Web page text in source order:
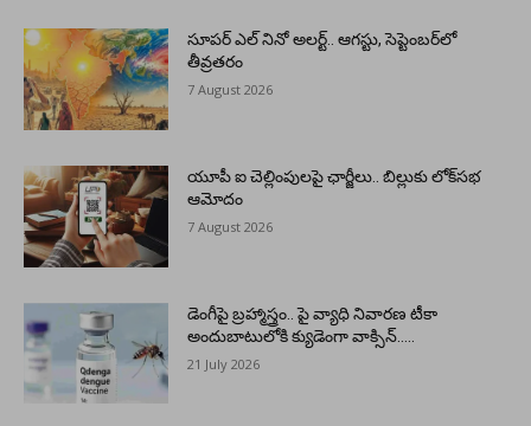
సూపర్ ఎల్ నినో అలర్ట్.. ఆగస్టు, సెప్టెంబర్‌లో
తీవ్రతరం
7 August 2026
యూపీ ఐ చెల్లింపులపై ఛార్జీలు.. బిల్లుకు లోక్‌సభ
ఆమోదం
7 August 2026
డెంగీపై బ్రహ్మాస్త్రం.. పై వ్యాధి నివారణ టీకా
అందుబాటులోకి క్యుడెంగా వాక్సిన్…..
21 July 2026